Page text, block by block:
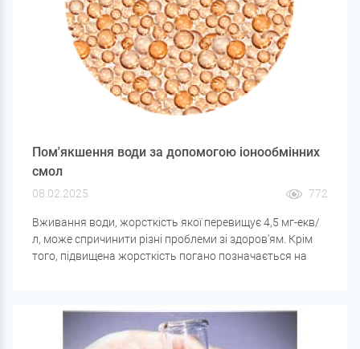
Пом'якшення води за допомогою іонообмінних
смол
08.02.2025 772
Вживання води, жорсткість якої перевищує 4,5 мг-екв/
л, може спричинити різні проблеми зі здоров'ям. Крім
того, підвищена жорсткість погано позначається на
стикалися з необхідністю заміни нагрівального
елемента пральної машини, що перестав працювати